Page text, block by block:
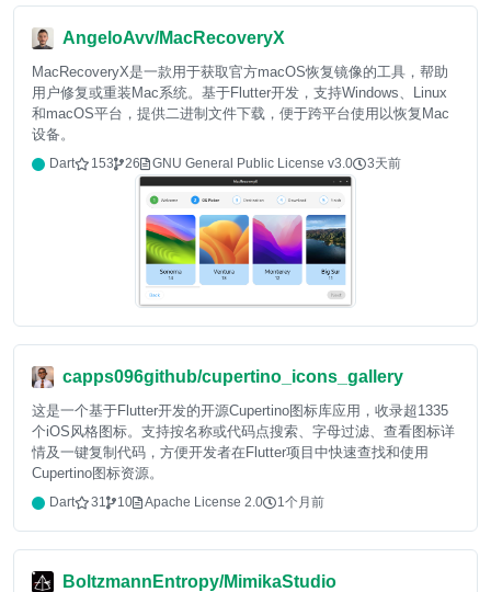
AngeloAvv/MacRecoveryX
MacRecoveryX是一款用于获取官方macOS恢复镜像的工具，帮助
用户修复或重装Mac系统。基于Flutter开发，支持Windows、Linux
和macOS平台，提供二进制文件下载，便于跨平台使用以恢复Mac
设备。
Dart 153 26 GNU General Public License v3.0 3天前
capps096github/cupertino_icons_gallery
这是一个基于Flutter开发的开源Cupertino图标库应用，收录超1335
个iOS风格图标。支持按名称或代码点搜索、字母过滤、查看图标详
情及一键复制代码，方便开发者在Flutter项目中快速查找和使用
Cupertino图标资源。
Dart 31 10 Apache License 2.0 1个月前
BoltzmannEntropy/MimikaStudio